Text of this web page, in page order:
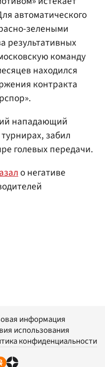
автоматического
зелеными
результативных
команду
находился
контракта
нападающий
забил
голевых передачи.
о негативе
информация
использования
конфиденциальности